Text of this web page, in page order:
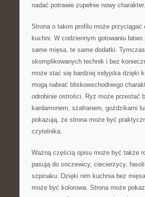
nadać potrawie zupełnie nowy charakter.
Strona o takim profilu może
kuchni. W codziennym gotowaniu
same mięsa, te same dodatki.
skomplikowanych technik i bez
może stać się bardziej indyjska dzięki
mogą nabrać bliskowschodniego
odrobinie ostrości. Ryż może przestać
kardamonem, szafranem, goździkami
pokazują, że strona może być
czytelnika.
Ważną częścią opisu może być także
pasują do soczewicy, ciecierzycy,
szpinaku. Dzięki nim kuchnia bez
może być kolorowa. Strona może